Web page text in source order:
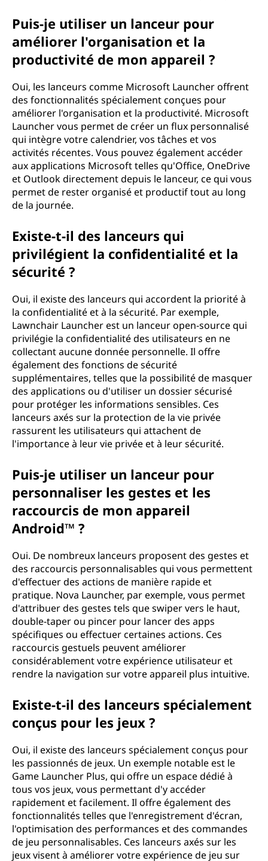
Puis-je utiliser un lanceur pour
améliorer l'organisation et la
productivité de mon appareil ?
Oui, les lanceurs comme Microsoft Launcher offrent
des fonctionnalités spécialement conçues pour
améliorer l'organisation et la productivité. Microsoft
Launcher vous permet de créer un flux personnalisé
qui intègre votre calendrier, vos tâches et vos
activités récentes. Vous pouvez également accéder
aux applications Microsoft telles qu'Office, OneDrive
et Outlook directement depuis le lanceur, ce qui vous
permet de rester organisé et productif tout au long
de la journée.
Existe-t-il des lanceurs qui
privilégient la confidentialité et la
sécurité ?
Oui, il existe des lanceurs qui accordent la priorité à
la confidentialité et à la sécurité. Par exemple,
Lawnchair Launcher est un lanceur open-source qui
privilégie la confidentialité des utilisateurs en ne
collectant aucune donnée personnelle. Il offre
également des fonctions de sécurité
supplémentaires, telles que la possibilité de masquer
des applications ou d'utiliser un dossier sécurisé
pour protéger les informations sensibles. Ces
lanceurs axés sur la protection de la vie privée
rassurent les utilisateurs qui attachent de
l'importance à leur vie privée et à leur sécurité.
Puis-je utiliser un lanceur pour
personnaliser les gestes et les
raccourcis de mon appareil
Android™ ?
Oui. De nombreux lanceurs proposent des gestes et
des raccourcis personnalisables qui vous permettent
d'effectuer des actions de manière rapide et
pratique. Nova Launcher, par exemple, vous permet
d'attribuer des gestes tels que swiper vers le haut,
double-taper ou pincer pour lancer des apps
spécifiques ou effectuer certaines actions. Ces
raccourcis gestuels peuvent améliorer
considérablement votre expérience utilisateur et
rendre la navigation sur votre appareil plus intuitive.
Existe-t-il des lanceurs spécialement
conçus pour les jeux ?
Oui, il existe des lanceurs spécialement conçus pour
les passionnés de jeux. Un exemple notable est le
Game Launcher Plus, qui offre un espace dédié à
tous vos jeux, vous permettant d'y accéder
rapidement et facilement. Il offre également des
fonctionnalités telles que l'enregistrement d'écran,
l'optimisation des performances et des commandes
de jeu personnalisables. Ces lanceurs axés sur les
jeux visent à améliorer votre expérience de jeu sur